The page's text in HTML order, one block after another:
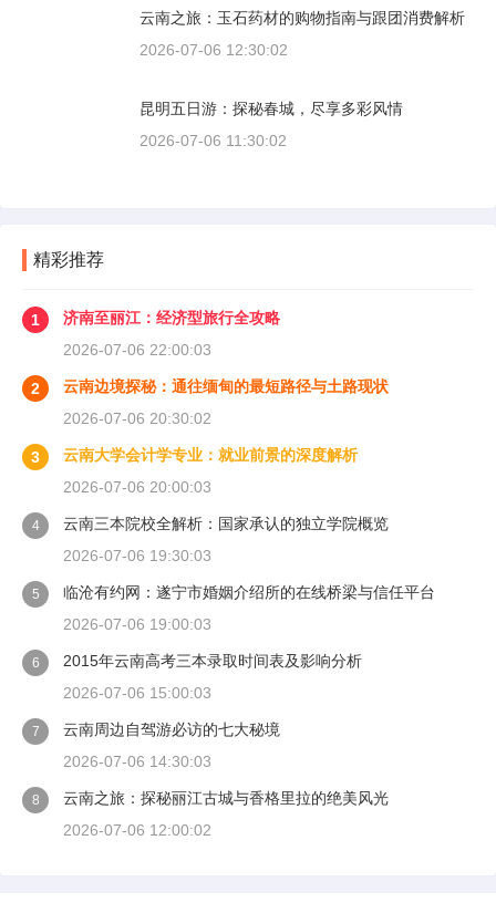
云南之旅：玉石药材的购物指南与跟团消费解析
2026-07-06 12:30:02
昆明五日游：探秘春城，尽享多彩风情
2026-07-06 11:30:02
精彩推荐
1
济南至丽江：经济型旅行全攻略
2026-07-06 22:00:03
2
云南边境探秘：通往缅甸的最短路径与土路现状
2026-07-06 20:30:02
3
云南大学会计学专业：就业前景的深度解析
2026-07-06 20:00:03
4
云南三本院校全解析：国家承认的独立学院概览
2026-07-06 19:30:03
5
临沧有约网：遂宁市婚姻介绍所的在线桥梁与信任平台
2026-07-06 19:00:03
6
2015年云南高考三本录取时间表及影响分析
2026-07-06 15:00:03
7
云南周边自驾游必访的七大秘境
2026-07-06 14:30:03
8
云南之旅：探秘丽江古城与香格里拉的绝美风光
2026-07-06 12:00:02